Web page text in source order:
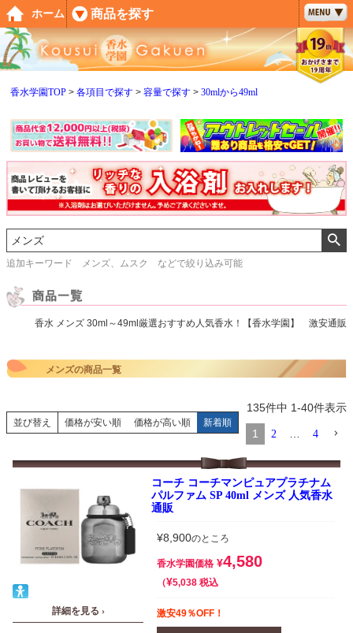
香水学園TOP 各項目で探す 容量で探す 30mlから49ml
追加キーワード メンズ、ムスク などで絞り込み可能
香水 メンズ 30ml～49ml厳選おすすめ人気香水！【香水学園】 激安通販
メンズの商品一覧
並び替え 価格が安い順 価格が高い順 新着順
135件中 1-40件表示
1 2 4
詳細を見る ›
コーチ コーチマンピュアプラチナム
パルファム SP 40ml メンズ 人気香水
通販
¥8,900のところ
香水学園価格 ¥4,580
¥5,038 税込
激安49％OFF！
ペー
ジト
ップ
へ
ホーム 商品を探す